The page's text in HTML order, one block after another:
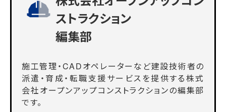
ストラクション
編集部
施工管理・CADオペレーターなど建設技術者の
派遣・育成・転職支援サービスを提供する株式
会社オープンアップコンストラクションの編集部
です。